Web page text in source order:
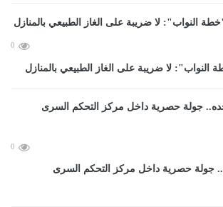
0
النواب": لا ضريبة على الغاز الطبيعي بالمنازل
0
جولة حصرية داخل مركز التحكم السرى